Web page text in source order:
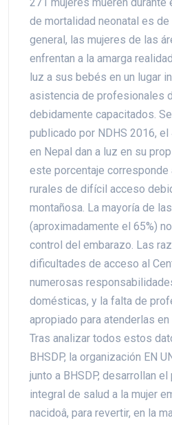
de mortalidad neonatal es de
general, las mujeres de las
enfrentan a la amarga
luz a sus bebés en un lugar
asistencia de profesionales
debidamente capacitados.
publicado por NDHS 2016,
en Nepal dan a luz en su
este porcentaje corresponde
rurales de difícil acceso
montañosa. La mayoría de
(aproximadamente el 65%)
control del embarazo. Las
dificultades de acceso al
numerosas
domésticas, y la falta de
apropiado para atenderlas
Tras analizar todos estos
BHSDP, la organización EN
junto a BHSDP, desarrollan el
integral de salud a la mujer
nacidoâ, para revertir, en la